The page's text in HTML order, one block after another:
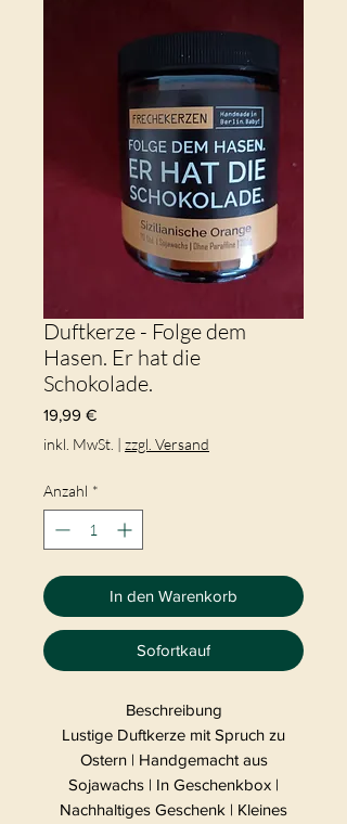
Duftkerze - Folge dem
Hasen. Er hat die
Schokolade.
19,99 €Preis
inkl. MwSt. | zzgl. Versand
Anzahl *
In den Warenkorb
Sofortkauf
Beschreibung
Lustige Duftkerze mit Spruch zu
Ostern | Handgemacht aus
Sojawachs | In Geschenkbox |
Nachhaltiges Geschenk | Kleines